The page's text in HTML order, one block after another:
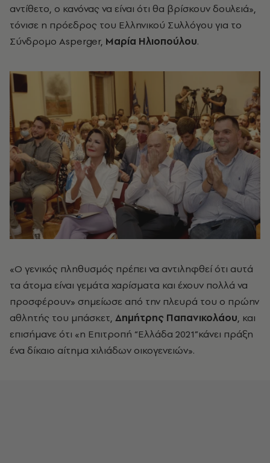
αντίθετο, ο κανόνας να είναι ότι θα βρίσκουν δουλειά»,
τόνισε η πρόεδρος του Ελληνικού Συλλόγου για το
Σύνδρομο Asperger, Μαρία Ηλιοπούλου.
«Ο γενικός πληθυσμός πρέπει να αντιληφθεί ότι αυτά
τα άτομα είναι γεμάτα χαρίσματα και έχουν πολλά να
προσφέρουν» σημείωσε από την πλευρά του ο πρώην
αθλητής του μπάσκετ, Δημήτρης Παπανικολάου, και
επισήμανε ότι «η Επιτροπή “Ελλάδα 2021”κάνει πράξη
ένα δίκαιο αίτημα χιλιάδων οικογενειών».